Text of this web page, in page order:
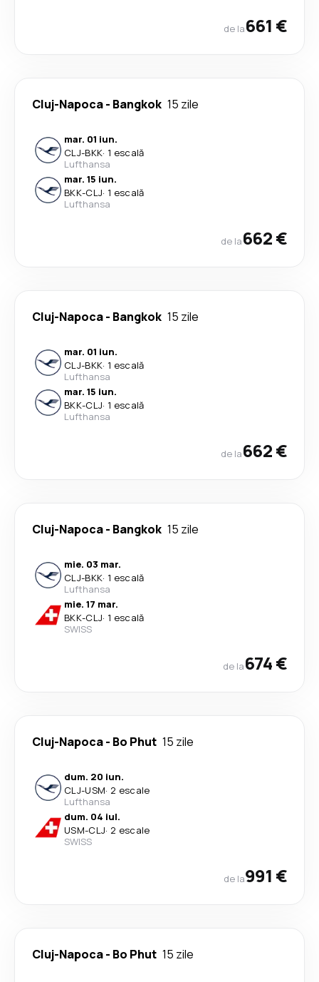
de la661 €
Cluj-Napoca- Bangkok 15 zile
mar. 01 iun.
CLJ-BKK· 1 escală
Lufthansa
mar. 15 iun.
BKK-CLJ· 1 escală
Lufthansa
de la662 €
Cluj-Napoca- Bangkok 15 zile
mar. 01 iun.
CLJ-BKK· 1 escală
Lufthansa
mar. 15 iun.
BKK-CLJ· 1 escală
Lufthansa
de la662 €
Cluj-Napoca- Bangkok 15 zile
mie. 03 mar.
CLJ-BKK· 1 escală
Lufthansa
mie. 17 mar.
BKK-CLJ· 1 escală
SWISS
de la674 €
Cluj-Napoca- Bo Phut 15 zile
dum. 20 iun.
CLJ-USM· 2 escale
Lufthansa
dum. 04 iul.
USM-CLJ· 2 escale
SWISS
de la991 €
Cluj-Napoca- Bo Phut 15 zile